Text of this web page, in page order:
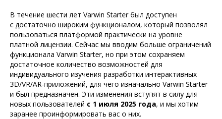
В течение шести лет Varwin Starter был доступен
с достаточно широким функционалом, который позволял
пользоваться платформой практически на уровне
платной лицензии. Сейчас мы вводим больше ограничений
функционала Varwin Starter, но при этом сохраняем
достаточное количество возможностей для
индивидуального изучения разработки интерактивных
3D/VR/AR-приложений, для чего изначально Varwin Starter
и был предназначен. Эти изменения вступят в силу для
новых пользователей с 1 июля 2025 года, и мы хотим
заранее проинформировать вас о них.